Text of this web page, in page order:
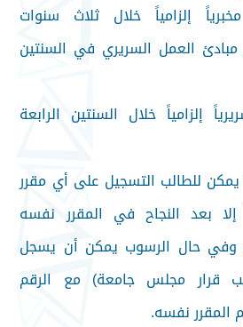
إلزامياً خلال ثلاث سنوات
العمل السريري في السنتين
إلزامياً خلال السنتين الرابعة
يمكن للطالب التسجيل على أي مقرر
بعد النجاح في المقرر نفسه
وفي حال الرسوب يمكن أن يسجل
قرار مجلس جامعة) مع الرقم
المقرر نفسه.